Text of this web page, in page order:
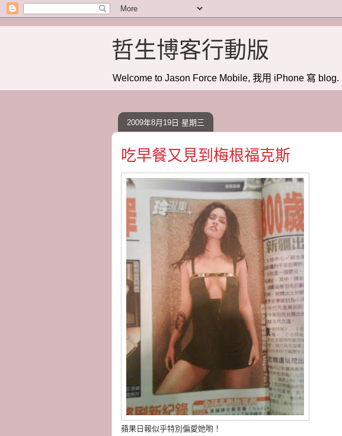
哲生博客行動版
Welcome to Jason Force Mobile, 我用 iPhone 寫 blog.
2009年8月19日 星期三
吃早餐又見到梅根福克斯
蘋果日報似乎特別偏愛她喲！